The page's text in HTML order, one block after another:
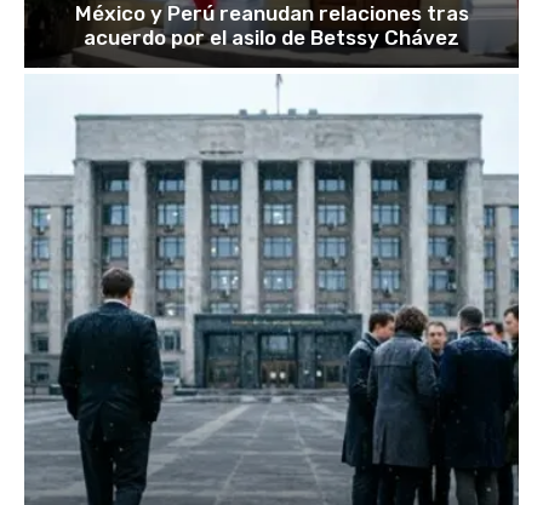
México y Perú reanudan relaciones tras
acuerdo por el asilo de Betssy Chávez